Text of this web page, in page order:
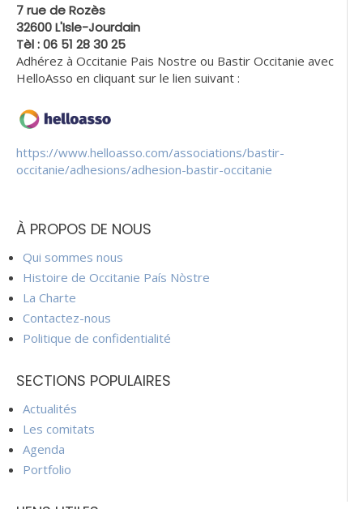
7 rue de Rozès
32600 L'Isle-Jourdain
Tèl : 06 51 28 30 25
Adhérez à Occitanie Pais Nostre ou Bastir Occitanie avec
HelloAsso en cliquant sur le lien suivant :
https://www.helloasso.com/associations/bastir-
occitanie/adhesions/adhesion-bastir-occitanie
À PROPOS DE NOUS
Qui sommes nous
Histoire de Occitanie País Nòstre
La Charte
Contactez-nous
Politique de confidentialité
SECTIONS POPULAIRES
Actualités
Les comitats
Agenda
Portfolio